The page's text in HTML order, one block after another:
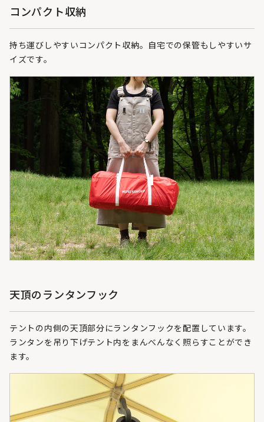
コンパクト収納
持ち運びしやすいコンパクト収納。自宅での保管もしやすいサ
イズです。
天頂のランタンフック
テントの内側の天頂部分にランタンフックを配置しています。
ランタンを吊り下げテント内をまんべんなく照らすことができ
ます。